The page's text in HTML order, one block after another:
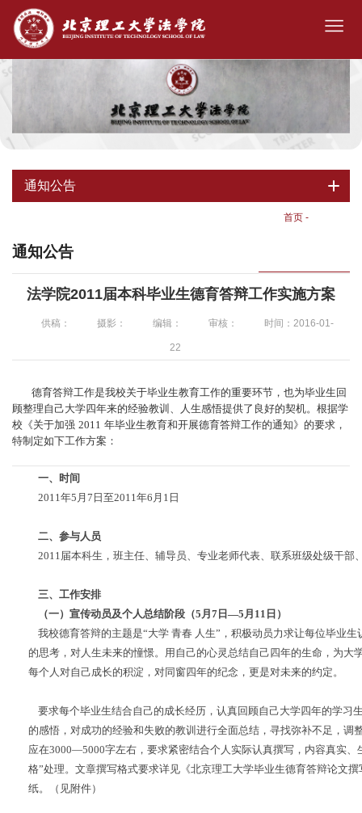
通知公告
首页 -
通知公告
法学院2011届本科毕业生德育答辩工作实施方案
供稿： 摄影： 编辑： 审核： 时间：2016-01-
22
德育答辩工作是我校关于毕业生教育工作的重要环节，也为毕业生回
顾整理自己大学四年来的经验教训、人生感悟提供了良好的契机。根据学
校《关于加强 2011 年毕业生教育和开展德育答辩工作的通知》的要求，
特制定如下工作方案：
一、时间
2011 年5 月 7 日至2011 年6 月 1 日
二、参与人员
2011 届本科生，班主任、辅导员、专业老师代表、联系班级处级干部
三、工作安排
（一）宣传动员及个人总结阶段（5 月 7 日—5 月 11 日）
我校德育答辩的主题是“大学 青春 人生”，积极动员力求让每位毕业
的思考，对人生未来的憧憬。用自己的心灵总结自己四年的生命，为
每个人对自己成长的积淀，对同窗四年的纪念，更是对未来的约定。
要求每个毕业生结合自己的成长经历，认真回顾自己大学四年的学习
的感悟，对成功的经验和失败的教训进行全面总结，寻找弥补不足，
应在3000—5000字左右，要求紧密结合个人实际认真撰写，内容真实
格”处理。文章撰写格式要求详见《北京理工大学毕业生德育答辩论文
纸。（见附件）